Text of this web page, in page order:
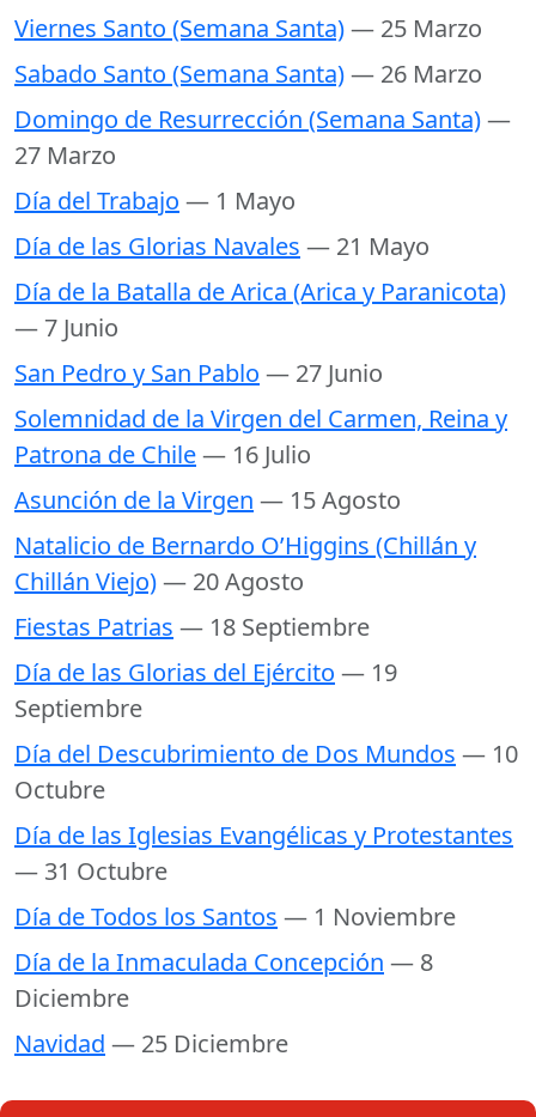
Viernes Santo (Semana Santa)— 25 Marzo
Sabado Santo (Semana Santa)— 26 Marzo
Domingo de Resurrección (Semana Santa)—
27 Marzo
Día del Trabajo — 1 Mayo
Día de las Glorias Navales — 21 Mayo
Día de la Batalla de Arica (Arica y Paranicota)
— 7 Junio
San Pedro y San Pablo — 27 Junio
Solemnidad de la Virgen del Carmen, Reina y
Patrona de Chile— 16 Julio
Asunción de la Virgen — 15 Agosto
Natalicio de Bernardo O’Higgins (Chillán y
Chillán Viejo)— 20 Agosto
Fiestas Patrias — 18 Septiembre
Día de las Glorias del Ejército — 19
Septiembre
Día del Descubrimiento de Dos Mundos — 10
Octubre
Día de las Iglesias Evangélicas y Protestantes
— 31 Octubre
Día de Todos los Santos — 1 Noviembre
Día de la Inmaculada Concepción — 8
Diciembre
Navidad — 25 Diciembre